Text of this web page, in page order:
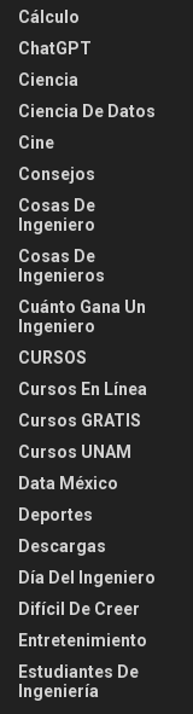
Cálculo
ChatGPT
Ciencia
Ciencia De Datos
Cine
Consejos
Cosas De
Ingeniero
Cosas De
Ingenieros
Cuánto Gana Un
Ingeniero
CURSOS
Cursos En Línea
Cursos GRATIS
Cursos UNAM
Data México
Deportes
Descargas
Día Del Ingeniero
Difícil De Creer
Entretenimiento
Estudiantes De
Ingeniería